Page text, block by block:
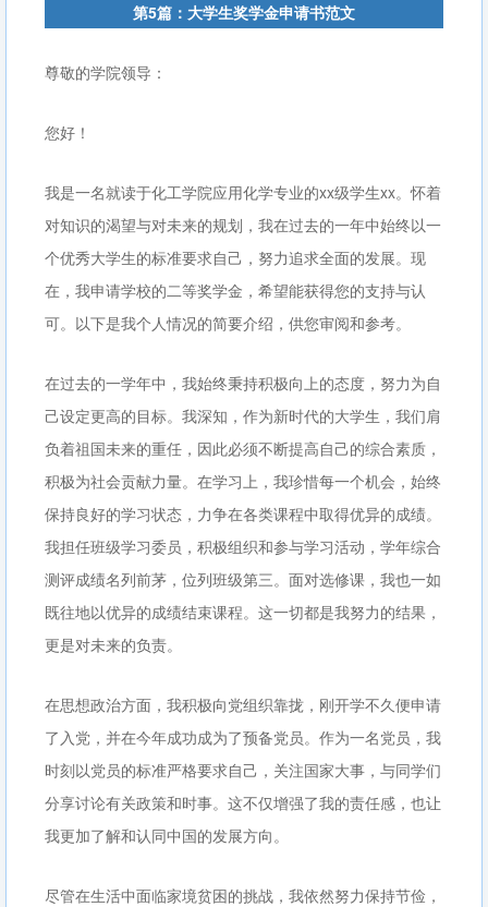
第5篇：大学生奖学金申请书范文
尊敬的学院领导：
您好！
我是一名就读于化工学院应用化学专业的xx级学生xx。怀着
对知识的渴望与对未来的规划，我在过去的一年中始终以一
个优秀大学生的标准要求自己，努力追求全面的发展。现
在，我申请学校的二等奖学金，希望能获得您的支持与认
可。以下是我个人情况的简要介绍，供您审阅和参考。
在过去的一学年中，我始终秉持积极向上的态度，努力为自
己设定更高的目标。我深知，作为新时代的大学生，我们肩
负着祖国未来的重任，因此必须不断提高自己的综合素质，
积极为社会贡献力量。在学习上，我珍惜每一个机会，始终
保持良好的学习状态，力争在各类课程中取得优异的成绩。
我担任班级学习委员，积极组织和参与学习活动，学年综合
测评成绩名列前茅，位列班级第三。面对选修课，我也一如
既往地以优异的成绩结束课程。这一切都是我努力的结果，
更是对未来的负责。
在思想政治方面，我积极向党组织靠拢，刚开学不久便申请
了入党，并在今年成功成为了预备党员。作为一名党员，我
时刻以党员的标准严格要求自己，关注国家大事，与同学们
分享讨论有关政策和时事。这不仅增强了我的责任感，也让
我更加了解和认同中国的发展方向。
尽管在生活中面临家境贫困的挑战，我依然努力保持节俭，